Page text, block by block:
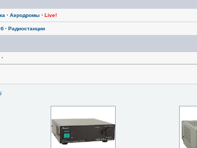
· Аэродромы · Live!
· Радиостанции
·